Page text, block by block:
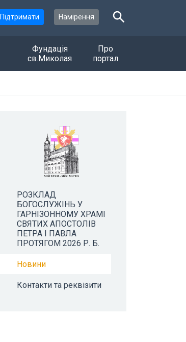
Підтримати Намірення
Фундація
св.Миколая
Про
портал
РОЗКЛАД
БОГОСЛУЖІНЬ У
ГАРНІЗОННОМУ ХРАМІ
СВЯТИХ АПОСТОЛІВ
ПЕТРА І ПАВЛА
ПРОТЯГОМ 2026 Р. Б.
Новини
Контакти та реквізити